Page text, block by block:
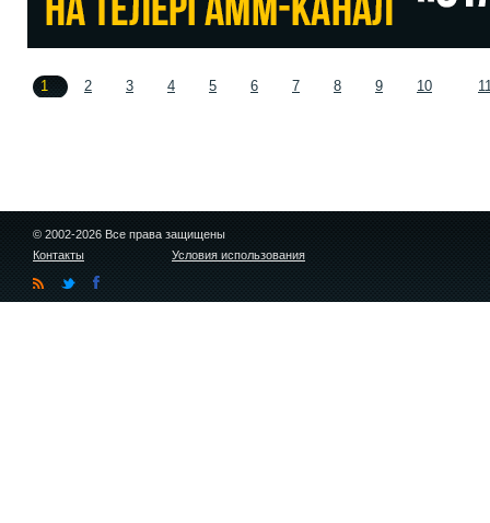
1 2 3 4 5 6 7 8 9 10
© 2002-2026 Все права защищены
Контакты
Условия использования